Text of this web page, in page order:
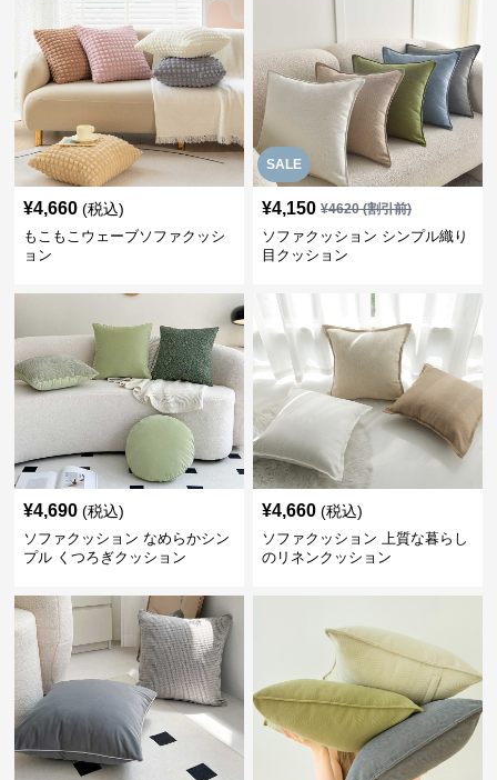
¥4,660 (税込)
もこもこウェーブソファクッシ
ョン
SALE
¥4,150 ¥4620(割引前)
ソファクッション シンプル織り
目クッション
¥4,690 (税込)
ソファクッション なめらかシン
プル くつろぎクッション
¥4,660 (税込)
ソファクッション 上質な暮らし
のリネンクッション